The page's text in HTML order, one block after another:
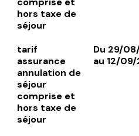
hors taxe de
séjour
tarif
assurance
annulation de
séjour
comprise et
hors taxe de
séjour
Du 29/
au 12/